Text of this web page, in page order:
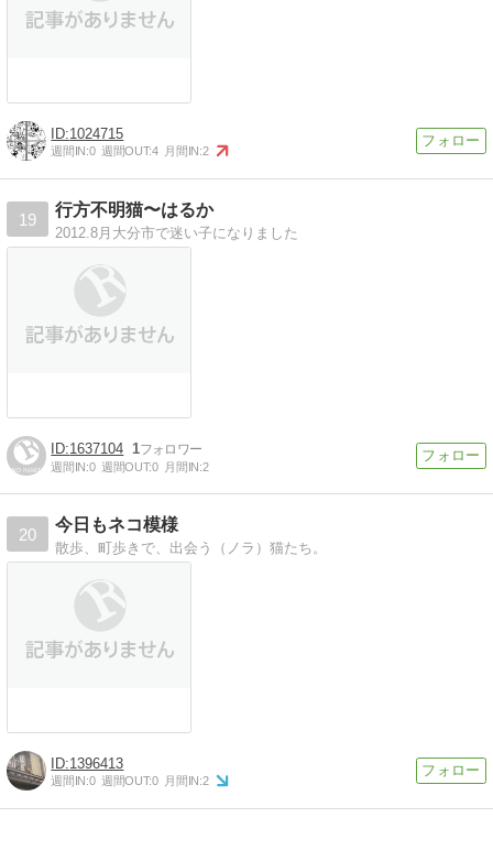
1024715
週間IN:0 週間OUT:4 月間IN:2
19
行方不明猫〜はるか
2012.8月大分市で迷い子になりました
1637104 1
週間IN:0 週間OUT:0 月間IN:2
20
今日もネコ模様
散歩、町歩きで、出会う（ノラ）猫たち。
1396413
週間IN:0 週間OUT:0 月間IN:2